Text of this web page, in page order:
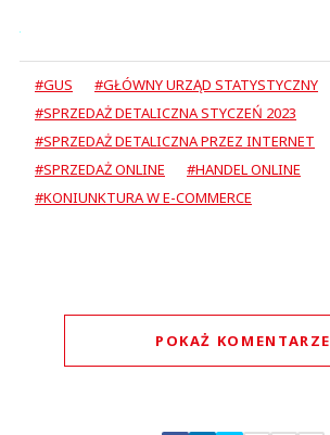
#GUS
#GŁÓWNY URZĄD STATYSTYCZNY
#SPRZEDAŻ DETALICZNA STYCZEŃ 2023
#SPRZEDAŻ DETALICZNA PRZEZ INTERNET
#SPRZEDAŻ ONLINE
#HANDEL ONLINE
#KONIUNKTURA W E-COMMERCE
POKAŻ KOMENTARZE